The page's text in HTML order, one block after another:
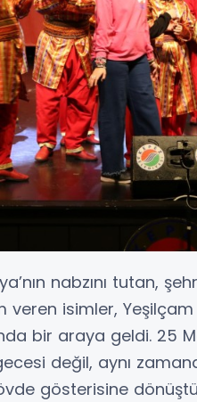
nabzını tutan,
veren isimler,
bir araya geldi. 25
değil, aynı
gösterisine